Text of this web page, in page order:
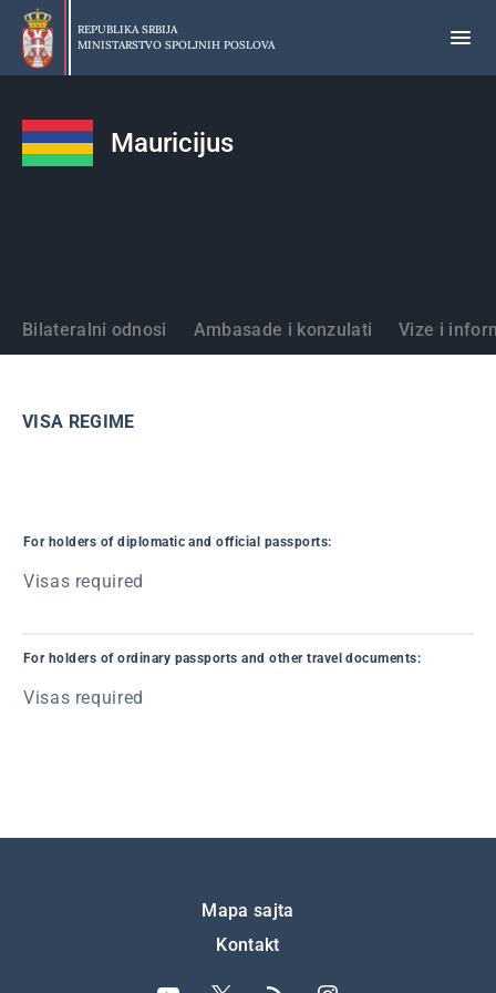
Preskoči
glavni
deo
REPUBLIKA SRBIJA
MINISTARSTVO SPOLJNIH POSLOVA
Mauricijus
Države
Bilateralni odnosi Ambasade i konzulati Vize i
VISA REGIME
For holders of diplomatic and official passports:
Visas required
For holders of ordinary passports and other travel documents:
Visas required
Mapa sajta
Kontakt